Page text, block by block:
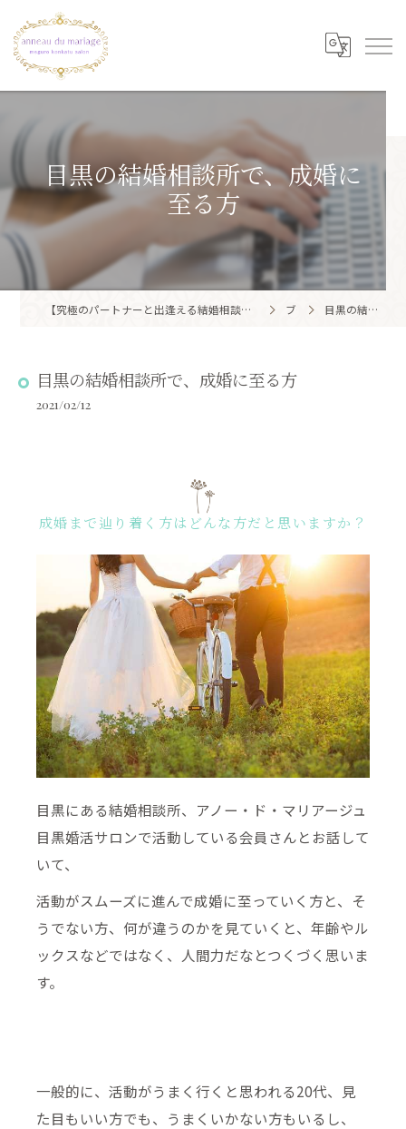
目黒の結婚相談所で、成婚に
至る方
【究極のパートナーと出逢える結婚相談所】目黒区・品川区で結婚相談所ならアノー・ド・マリアージュ 目黒婚活サロン ブログ 目黒の結婚相談所で、成婚に至る方
目黒の結婚相談所で、成婚に至る方
2021/02/12
成婚まで辿り着く方はどんな方だと思いますか？
目黒にある結婚相談所、アノー・ド・マリアージュ
目黒婚活サロンで活動している会員さんとお話して
いて、
活動がスムーズに進んで成婚に至っていく方と、そ
うでない方、何が違うのかを見ていくと、年齢やル
ックスなどではなく、人間力だなとつくづく思いま
す。
一般的に、活動がうまく行くと思われる20代、見
た目もいい方でも、うまくいかない方もいるし、